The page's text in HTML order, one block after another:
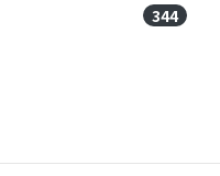
344